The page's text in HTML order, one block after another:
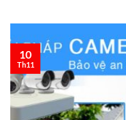
10
Th11